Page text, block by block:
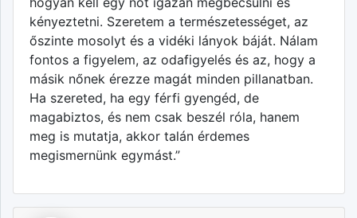
kényeztetni. Szeretem a természetességet, az
őszinte mosolyt és a vidéki lányok báját. Nálam
fontos a figyelem, az odafigyelés és az, hogy a
másik nőnek érezze magát minden pillanatban.
Ha szereted, ha egy férfi gyengéd, de
magabiztos, és nem csak beszél róla, hanem
meg is mutatja, akkor talán érdemes
megismernünk egymást.”